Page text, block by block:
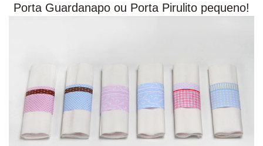
Porta Guardanapo ou Porta Pirulito pequeno!